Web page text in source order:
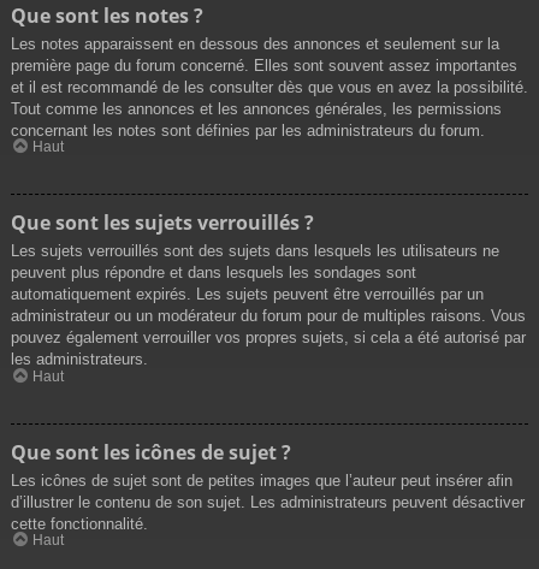
Que sont les notes ?
Les notes apparaissent en dessous des annonces et seulement sur la
première page du forum concerné. Elles sont souvent assez importantes
et il est recommandé de les consulter dès que vous en avez la possibilité.
Tout comme les annonces et les annonces générales, les permissions
concernant les notes sont définies par les administrateurs du forum.
Haut
Que sont les sujets verrouillés ?
Les sujets verrouillés sont des sujets dans lesquels les utilisateurs ne
peuvent plus répondre et dans lesquels les sondages sont
automatiquement expirés. Les sujets peuvent être verrouillés par un
administrateur ou un modérateur du forum pour de multiples raisons. Vous
pouvez également verrouiller vos propres sujets, si cela a été autorisé par
les administrateurs.
Haut
Que sont les icônes de sujet ?
Les icônes de sujet sont de petites images que l’auteur peut insérer afin
d’illustrer le contenu de son sujet. Les administrateurs peuvent désactiver
cette fonctionnalité.
Haut